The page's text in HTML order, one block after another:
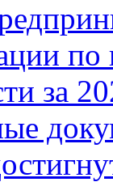
за